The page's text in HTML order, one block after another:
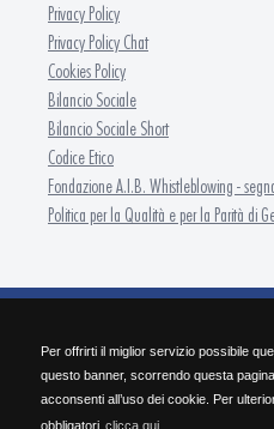
Per offrirti il miglior servizio possibile
questo banner, scorrendo questa
acconsenti all’uso dei cookie. Per
obbligatori clicca qui.
Privacy Policy
Privacy Policy Chat
Cookies Policy
Bilancio Sociale
Bilancio Sociale Short
Codice Etico
Fondazione A.I.B. Whistleblowing -
Politica per la Qualità e per la Parità di
SEDE OPERATIVA Via Pietro Nenni 30 -
030/2284.584 |
SEDE LEGALE Via Cefalonia, 60 - 25124